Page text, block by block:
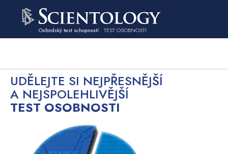
Oxfordský test schopností TEST OSOBNOSTI
UDĚLEJTE SI NEJPŘESNĚJŠÍ
A NEJSPOLEHLIVĚJŠÍ
TEST OSOBNOSTI